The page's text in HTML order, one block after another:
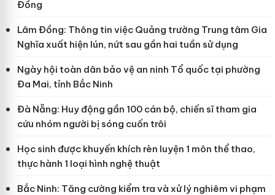
Đồng
Lâm Đồng: Thông tin việc Quảng trường Trung tâm Gia
Nghĩa xuất hiện lún, nứt sau gần hai tuần sử dụng
Ngày hội toàn dân bảo vệ an ninh Tổ quốc tại phường
Đa Mai, tỉnh Bắc Ninh
Đà Nẵng: Huy động gần 100 cán bộ, chiến sĩ tham gia
cứu nhóm người bị sóng cuốn trôi
Học sinh được khuyến khích rèn luyện 1 môn thể thao,
thực hành 1 loại hình nghệ thuật
Bắc Ninh: Tăng cường kiểm tra và xử lý nghiêm vi phạm